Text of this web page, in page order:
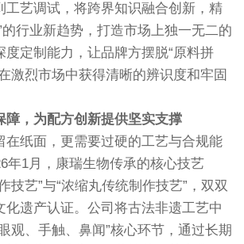
工艺调试，将跨界知识融合创新，精
的行业新趋势，打造市场上独一无二的
度定制能力，让品牌方摆脱“原料拼
激烈市场中获得清晰的辨识度和牢固
障，为配方创新提供坚实支撑
在纸面，更需要过硬的工艺与合规能
年1月，康瑞生物传承的核心技艺
艺”与“浓缩丸传统制作技艺”，双双
化遗产认证。公司将古法非遗工艺中
观、手触、鼻闻”核心环节，通过长期